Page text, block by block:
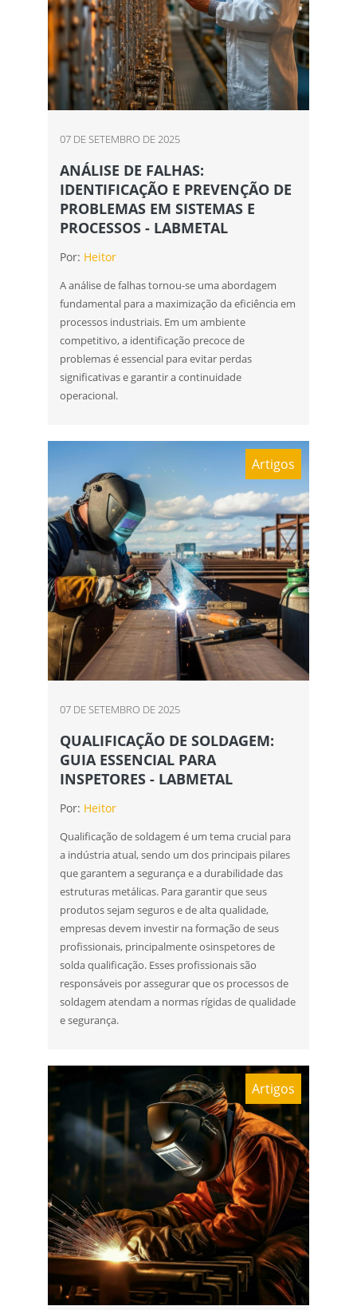
07 DE SETEMBRO DE 2025
ANÁLISE DE FALHAS:
IDENTIFICAÇÃO E PREVENÇÃO DE
PROBLEMAS EM SISTEMAS E
PROCESSOS - LABMETAL
Por: Heitor
A análise de falhas tornou-se uma abordagem
fundamental para a maximização da eficiência em
processos industriais. Em um ambiente
competitivo, a identificação precoce de
problemas é essencial para evitar perdas
significativas e garantir a continuidade
operacional.
Artigos
07 DE SETEMBRO DE 2025
QUALIFICAÇÃO DE SOLDAGEM:
GUIA ESSENCIAL PARA
INSPETORES - LABMETAL
Por: Heitor
Qualificação de soldagem é um tema crucial para
a indústria atual, sendo um dos principais pilares
que garantem a segurança e a durabilidade das
estruturas metálicas. Para garantir que seus
produtos sejam seguros e de alta qualidade,
empresas devem investir na formação de seus
profissionais, principalmente osinspetores de
solda qualificação. Esses profissionais são
responsáveis por assegurar que os processos de
soldagem atendam a normas rígidas de qualidade
e segurança.
Artigos